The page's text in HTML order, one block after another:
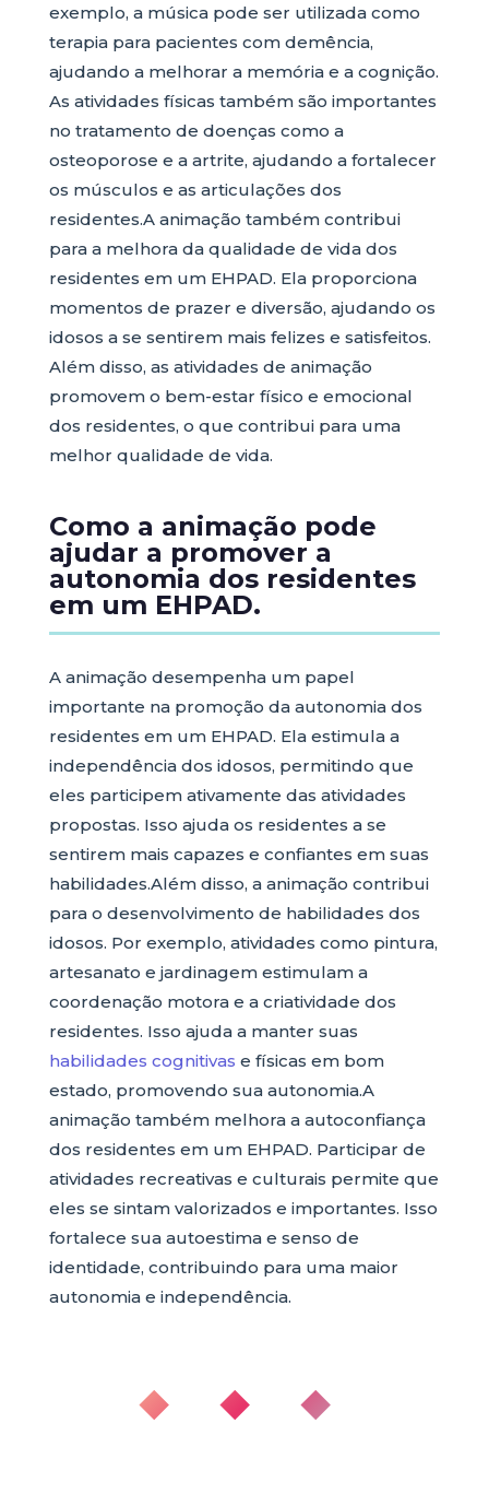
exemplo, a música pode ser utilizada como
terapia para pacientes com demência,
ajudando a melhorar a memória e a cognição.
As atividades físicas também são importantes
no tratamento de doenças como a
osteoporose e a artrite, ajudando a fortalecer
os músculos e as articulações dos
residentes.A animação também contribui
para a melhora da qualidade de vida dos
residentes em um EHPAD. Ela proporciona
momentos de prazer e diversão, ajudando os
idosos a se sentirem mais felizes e satisfeitos.
Além disso, as atividades de animação
promovem o bem-estar físico e emocional
dos residentes, o que contribui para uma
melhor qualidade de vida.
Como a animação pode
ajudar a promover a
autonomia dos residentes
em um EHPAD.
A animação desempenha um papel
importante na promoção da autonomia dos
residentes em um EHPAD. Ela estimula a
independência dos idosos, permitindo que
eles participem ativamente das atividades
propostas. Isso ajuda os residentes a se
sentirem mais capazes e confiantes em suas
habilidades.Além disso, a animação contribui
para o desenvolvimento de habilidades dos
idosos. Por exemplo, atividades como pintura,
artesanato e jardinagem estimulam a
coordenação motora e a criatividade dos
residentes. Isso ajuda a manter suas
habilidades cognitivas e físicas em bom
estado, promovendo sua autonomia.A
animação também melhora a autoconfiança
dos residentes em um EHPAD. Participar de
atividades recreativas e culturais permite que
eles se sintam valorizados e importantes. Isso
fortalece sua autoestima e senso de
identidade, contribuindo para uma maior
autonomia e independência.
◆ ◆ ◆